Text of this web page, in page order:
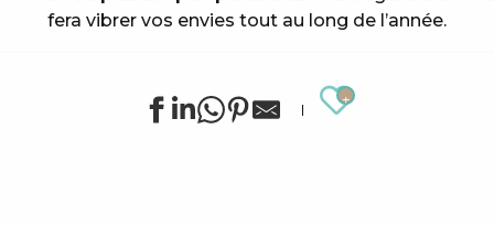
fera vibrer vos envies tout au long de l’année.
Ajouter